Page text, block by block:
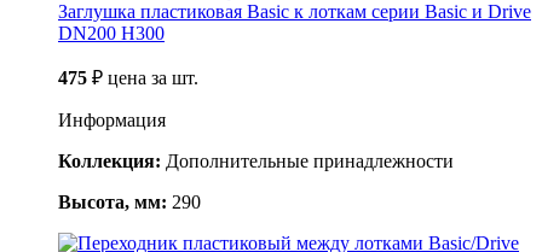
Заглушка пластиковая Basic к лоткам серии Basic и Drive
DN200 H300
475 ₽ цена за шт.
Информация
Коллекция: Дополнительные принадлежности
Высота, мм: 290